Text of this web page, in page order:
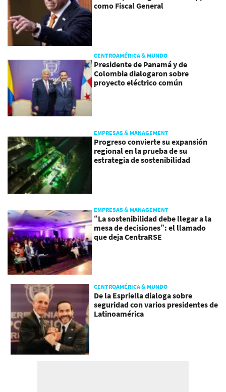
como Fiscal General
CENTROAMÉRICA & MUNDO
Presidente de Panamá y de
Colombia dialogaron sobre
proyecto eléctrico común
EMPRESAS & MANAGEMENT
Progreso convierte su expansión
regional en la prueba de su
estrategia de sostenibilidad
EMPRESAS & MANAGEMENT
“La sostenibilidad debe llegar a la
mesa de decisiones”: el llamado
que deja CentraRSE
CENTROAMÉRICA & MUNDO
De la Espriella dialoga sobre
seguridad con varios presidentes de
Latinoamérica